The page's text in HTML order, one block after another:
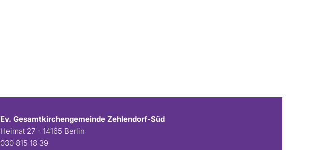
Ev. Gesamtkirchengemeinde Zehlendorf-Süd
Heimat 27 - 14165 Berlin
030 815 18 39